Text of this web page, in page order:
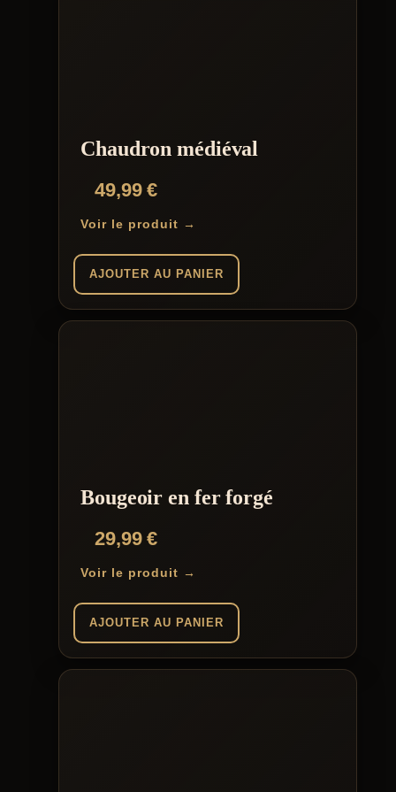
Chaudron médiéval
49,99€
Voir le produit →
AJOUTER AU PANIER
Bougeoir en fer forgé
29,99€
Voir le produit →
AJOUTER AU PANIER